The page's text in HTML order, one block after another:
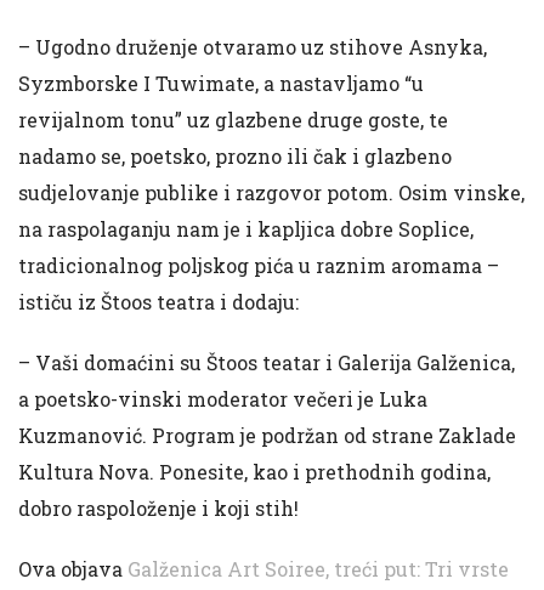
– Ugodno druženje otvaramo uz stihove Asnyka,
Syzmborske I Tuwimate, a nastavljamo “u
revijalnom tonu” uz glazbene druge goste, te
nadamo se, poetsko, prozno ili čak i glazbeno
sudjelovanje publike i razgovor potom. Osim vinske,
na raspolaganju nam je i kapljica dobre Soplice,
tradicionalnog poljskog pića u raznim aromama –
ističu iz Štoos teatra i dodaju:
– Vaši domaćini su Štoos teatar i Galerija Galženica,
a poetsko-vinski moderator večeri je Luka
Kuzmanović. Program je podržan od strane Zaklade
Kultura Nova. Ponesite, kao i prethodnih godina,
dobro raspoloženje i koji stih!
Ova objava Galženica Art Soiree, treći put: Tri vrste